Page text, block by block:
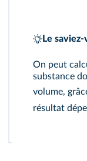
Le saviez-
On peut
substance
volume,
résultat